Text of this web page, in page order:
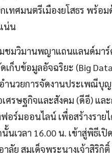
เทศมนตรีเมืองยโสธร พร้
น่น
มชมวิมานพญาแถนแลนด์ม
ก็บข้อมูลอัจฉริยะ (Big
วยการจัดงานประเพณีบุ
รษฐกิจและสังคม (ดีอี) แล
ร์มออนไลน์ เพื่อสร้างร
เวลา 16.00 น. เข้าสู่พิธี
ลัย สมเด็จพระนางเจ้าสิ